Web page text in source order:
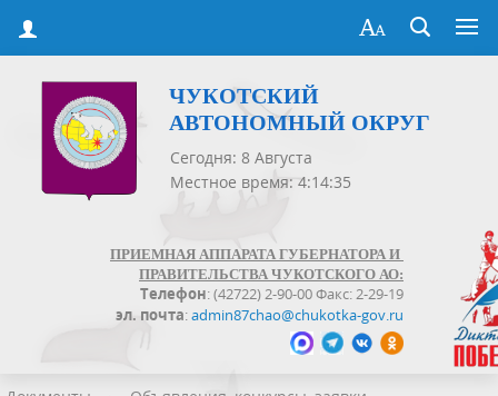
ЧУКОТСКИЙ
АВТОНОМНЫЙ ОКРУГ
Сегодня: 8 Августа
Местное время: 4:14:35
ПРИЕМНАЯ АППАРАТА ГУБЕРНАТОРА И
ПРАВИТЕЛЬСТВА ЧУКОТСКОГО АО:
Телефон: (42722) 2-90-00 Факс: 2-29-19
эл. почта:admin87chao@chukotka-gov.ru